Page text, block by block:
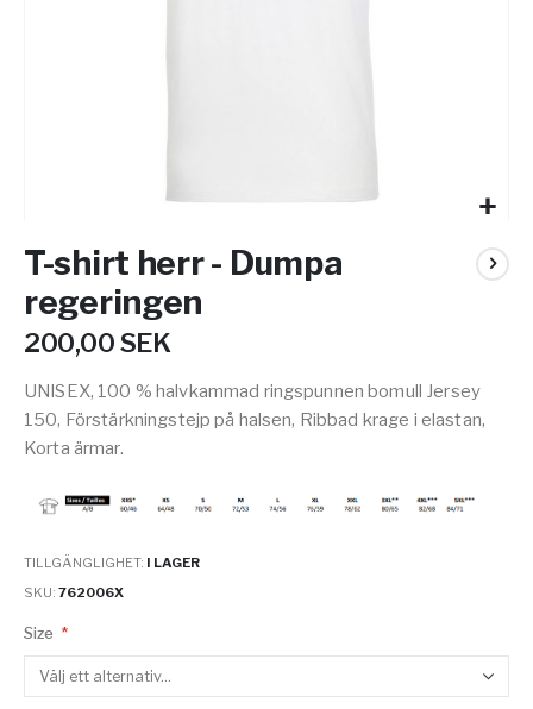
till
början
av
bildgalleriet
T-shirt herr - Dumpa
regeringen
200,00 SEK
UNISEX, 100 % halvkammad ringspunnen bomull Jersey
150, Förstärkningstejp på halsen, Ribbad krage i elastan,
Korta ärmar.
TILLGÄNGLIGHET: I LAGER
SKU 762006X
Size